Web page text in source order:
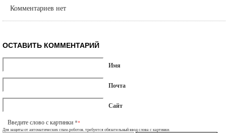
Комментариев нет
ОСТАВИТЬ КОММЕНТАРИЙ
Имя
Почта
Сайт
Введите слово с картинки **
Для защиты от автоматических спам-роботов, требуется обязательный ввод слова с картинки.